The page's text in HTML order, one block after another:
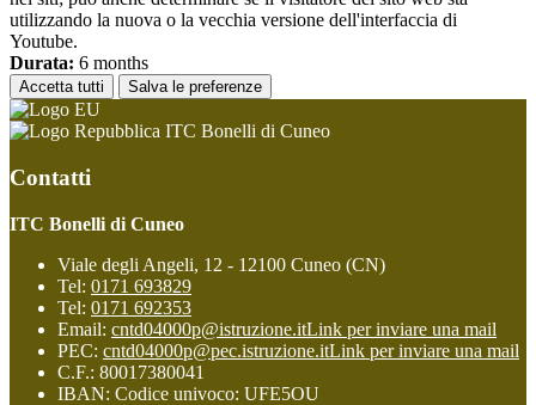
utilizzando la nuova o la vecchia versione dell'interfaccia di
Youtube.
Durata: 6 months
Accetta tutti Salva le preferenze
ITC Bonelli di Cuneo
Contatti
ITC Bonelli di Cuneo
Viale degli Angeli, 12 - 12100 Cuneo (CN)
Tel: 0171 693829
Tel: 0171 692353
Email: cntd04000p@istruzione.itLink per inviare una mail
PEC: cntd04000p@pec.istruzione.itLink per inviare una mail
C.F.: 80017380041
IBAN: Codice univoco: UFE5OU